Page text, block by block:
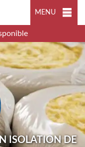
MENU
ISOLATION DE